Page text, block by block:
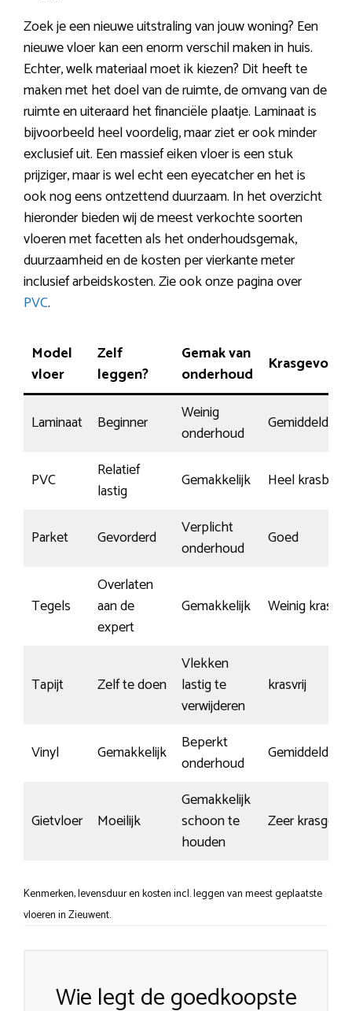
Zoek je een nieuwe uitstraling van jouw woning? Een
nieuwe vloer kan een enorm verschil maken in huis.
Echter, welk materiaal moet ik kiezen? Dit heeft te
maken met het doel van de ruimte, de omvang van de
ruimte en uiteraard het financiële plaatje. Laminaat is
bijvoorbeeld heel voordelig, maar ziet er ook minder
exclusief uit. Een massief eiken vloer is een stuk
prijziger, maar is wel echt een eyecatcher en het is
ook nog eens ontzettend duurzaam. In het overzicht
hieronder bieden wij de meest verkochte soorten
vloeren met facetten als het onderhoudsgemak,
duurzaamheid en de kosten per vierkante meter
inclusief arbeidskosten. Zie ook onze pagina over
PVC.
Model
vloer
Zelf
leggen?
Gemak van
onderhoud
Laminaat Beginner
Weinig
onderhoud
Gemiddeld
PVC
Relatief
lastig
Gemakkelijk Heel
Parket Gevorderd
Verplicht
onderhoud
Goed
Tegels
Overlaten
aan de
expert
Gemakkelijk Weinig krassen
Tapijt Zelf te doen
Vlekken
lastig te
verwijderen
krasvrij
Vinyl Gemakkelijk
Beperkt
onderhoud
Gemiddeld
Gietvloer Moeilijk
Gemakkelijk
schoon te
houden
Zeer
Kenmerken, levensduur en kosten incl. leggen van meest geplaatste
vloeren in Zieuwent.
Wie legt de goedkoopste